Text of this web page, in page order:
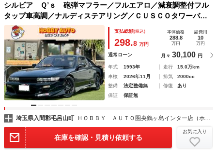
シルビア Ｑ’ｓ 砲弾マフラー／フルエアロ／減衰調整付フル
タップ車高調／ナルディステアリング／ＣＵＳＣＯタワーバー
／ＷＯＲＫ１７インチアルミホイール／ＥＴＣ／レーダー探知
機／ＮＩＳＭＯペダル
支払総額(税込)
298.8 万円
本体価格
288.8
万円
諸費用
10
万円
通常ローン 月々 30,100 円
年式 1993年 走行
15.0万km
車検
2026年11月 排気
2000cc
整備
法定整備無 修復
あり
保証
保証無
埼玉県入間郡毛呂山町
在庫を確認・見積り依頼する
お気に入り